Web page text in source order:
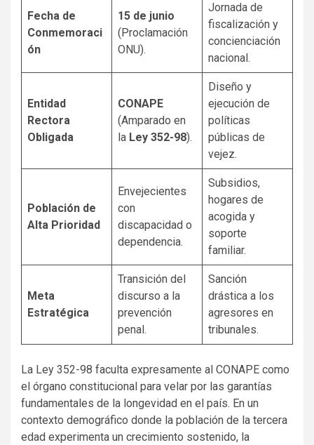
Fecha de
Conmemoraci
ón
15 de junio
(Proclamación
ONU).
Jornada de
fiscalización y
concienciación
nacional.
Entidad
Rectora
Obligada
CONAPE
(Amparado en
la Ley 352-98).
Diseño y
ejecución de
políticas
públicas de
vejez.
Población de
Alta Prioridad
Envejecientes
con
discapacidad o
dependencia.
Subsidios,
hogares de
acogida y
soporte
familiar.
Meta
Estratégica
Transición del
discurso a la
prevención
penal.
Sanción
drástica a los
agresores en
tribunales.
La Ley 352-98 faculta expresamente al CONAPE como
el órgano constitucional para velar por las garantías
fundamentales de la longevidad en el país. En un
contexto demográfico donde la población de la tercera
edad experimenta un crecimiento sostenido, la